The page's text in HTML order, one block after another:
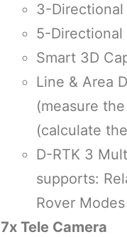
3-
5-Directional
Smart 3D
Line & Area
(measure
(calculate
D-RTK 3
supports:
Rover Modes
7x Tele Camera